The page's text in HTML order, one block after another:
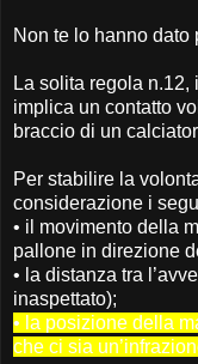
Non te lo hanno dato
La solita regola n.12,
implica un contatto
braccio di un
Per stabilire la
considerazione i
• il movimento della
pallone in direzione
• la distanza tra
inaspettato);
• la posizione della
che ci sia